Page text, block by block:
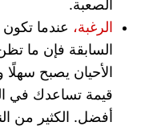
الصعبة.
الرغبة، عندما
السابقة فإن ما
الأحيان يصبح سهلًا
قيمة تساعدك في
أفضل. الكثير من